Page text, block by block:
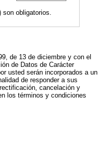
son obligatorios.
de 13 de diciembre y con el
de Datos de Carácter
usted serán incorporados a un
de responder a sus
cancelación y
los términos y condiciones